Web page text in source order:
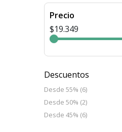
Precio
$19.349
Descuentos
Desde 55% (6)
Desde 50% (2)
Desde 45% (6)